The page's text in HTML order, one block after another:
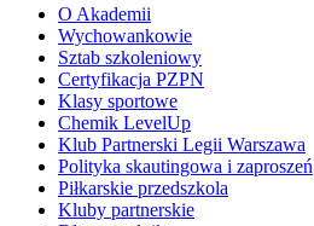
O Akademii
Wychowankowie
Sztab szkoleniowy
Certyfikacja PZPN
Klasy sportowe
Chemik LevelUp
Klub Partnerski Legii Warszawa
Polityka skautingowa i zaproszeń
Piłkarskie przedszkola
Kluby partnerskie